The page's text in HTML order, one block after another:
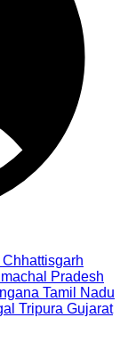
Chhattisgarh
Pradesh
Tamil Nadu
Tripura Gujarat